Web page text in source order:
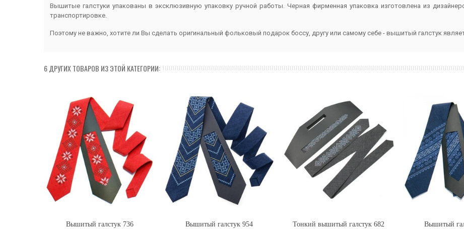
Вышитые галстуки упакованы в эксклюзивную упаковку ручной работы. Черная фирменная упаковка изготовлена из
транспортировке.
Поэтому не важно, хотите ли Вы сделать оригинальный фольковый подарок боссу, другу или самому себе - вышитый галстук
6 ДРУГИХ ТОВАРОВ ИЗ ЭТОЙ КАТЕГОРИИ:
Купить
Вышитый галстук 736 Купить
Вышитый галстук 954 Купить
Тонкий вышитый галстук 682 Купить
Вышитый